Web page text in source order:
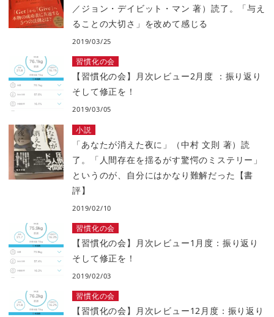
／ジョン・デイビット・マン 著）読了。「与え
ることの大切さ」を改めて感じる
2019/03/25
習慣化の会
【習慣化の会】月次レビュー2月度 ：振り返り
そして修正を！
2019/03/05
小説
「あなたが消えた夜に」（中村 文則 著）読
了。「人間存在を揺るがす驚愕のミステリー」
というのが、自分にはかなり難解だった【書
評】
2019/02/10
習慣化の会
【習慣化の会】月次レビュー1月度：振り返り
そして修正を！
2019/02/03
習慣化の会
【習慣化の会】月次レビュー12月度：振り返り